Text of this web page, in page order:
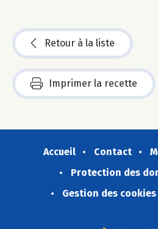
Retour à la liste
Imprimer la recette
Accueil Contact
Protection des
Gestion des cookies